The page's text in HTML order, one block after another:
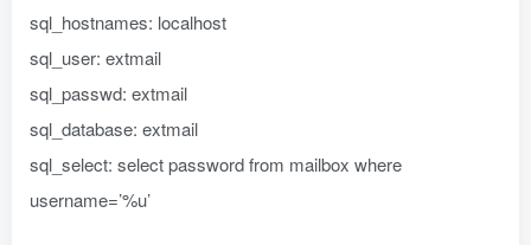
sql_hostnames: localhost
sql_user: extmail
sql_passwd: extmail
sql_database: extmail
sql_select: select password from mailbox where
username=’%u’